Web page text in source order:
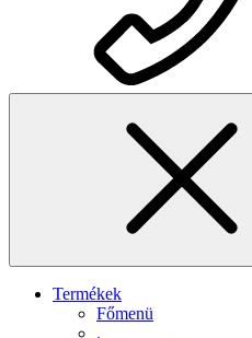
Termékek
Főmenü
.